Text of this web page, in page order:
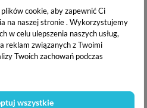
cookie, aby zapewnić Ci
na naszej stronie . Wykorzystujemy
w celu ulepszenia naszych usług,
reklam związanych z Twoimi
Twoich zachowań podczas
wszystkie